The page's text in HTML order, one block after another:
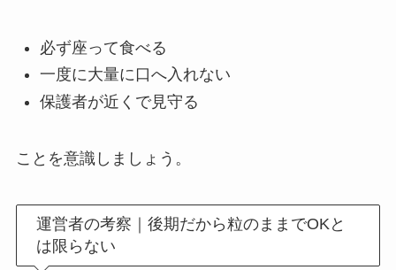
必ず座って食べる
一度に大量に口へ入れない
保護者が近くで見守る
ことを意識しましょう。
運営者の考察｜後期だから粒のままでOKと
は限らない